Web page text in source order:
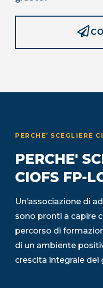
PERCHE’ SCEGLIERE
PERCHE'
CIOFS FP-
Un’associazione di
sono pronti a capire
percorso di
di un ambiente
crescita integrale dei